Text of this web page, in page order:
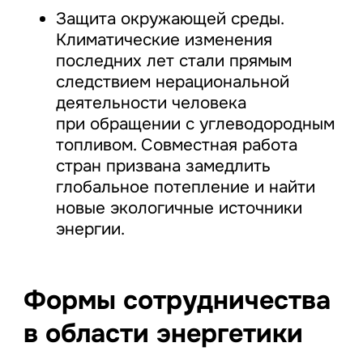
Защита окружающей среды.
Климатические изменения
последних лет стали прямым
следствием нерациональной
деятельности человека
при обращении с углеводородным
топливом. Совместная работа
стран призвана замедлить
глобальное потепление и найти
новые экологичные источники
энергии.
Формы сотрудничества
в области энергетики